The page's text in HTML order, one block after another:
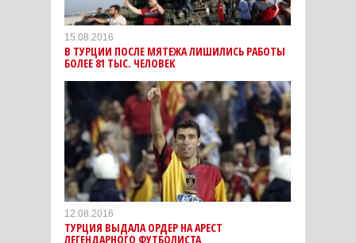
15.08.2016
В ТУРЦИИ ПОСЛЕ МЯТЕЖА ЛИШИЛИСЬ РАБОТЫ
БОЛЕЕ 81 ТЫС. ЧЕЛОВЕК
12.08.2016
ТУРЦИЯ ВЫДАЛА ОРДЕР НА АРЕСТ
ЛЕГЕНДАРНОГО ФУТБОЛИСТА